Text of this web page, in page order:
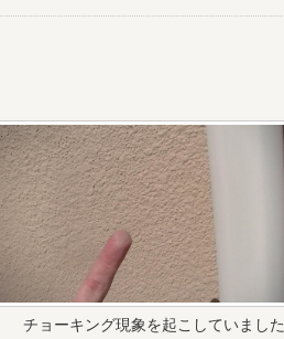
チョーキング現象を起こしていました